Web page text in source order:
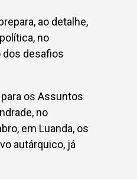
ao detalhe,
no
dos desafios
os Assuntos
no
em Luanda, os
autárquico, já